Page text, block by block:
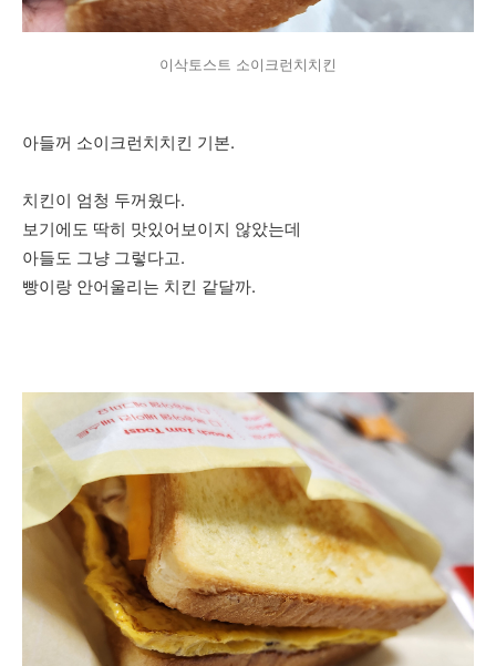
이삭토스트 소이크런치치킨
아들꺼 소이크런치치킨 기본.
치킨이 엄청 두꺼웠다.
보기에도 딱히 맛있어보이지 않았는데
아들도 그냥 그렇다고.
빵이랑 안어울리는 치킨 같달까.